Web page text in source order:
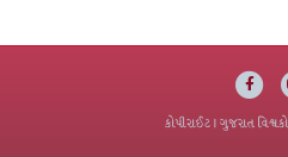
કોપીરાઈટ| ગુજરાત